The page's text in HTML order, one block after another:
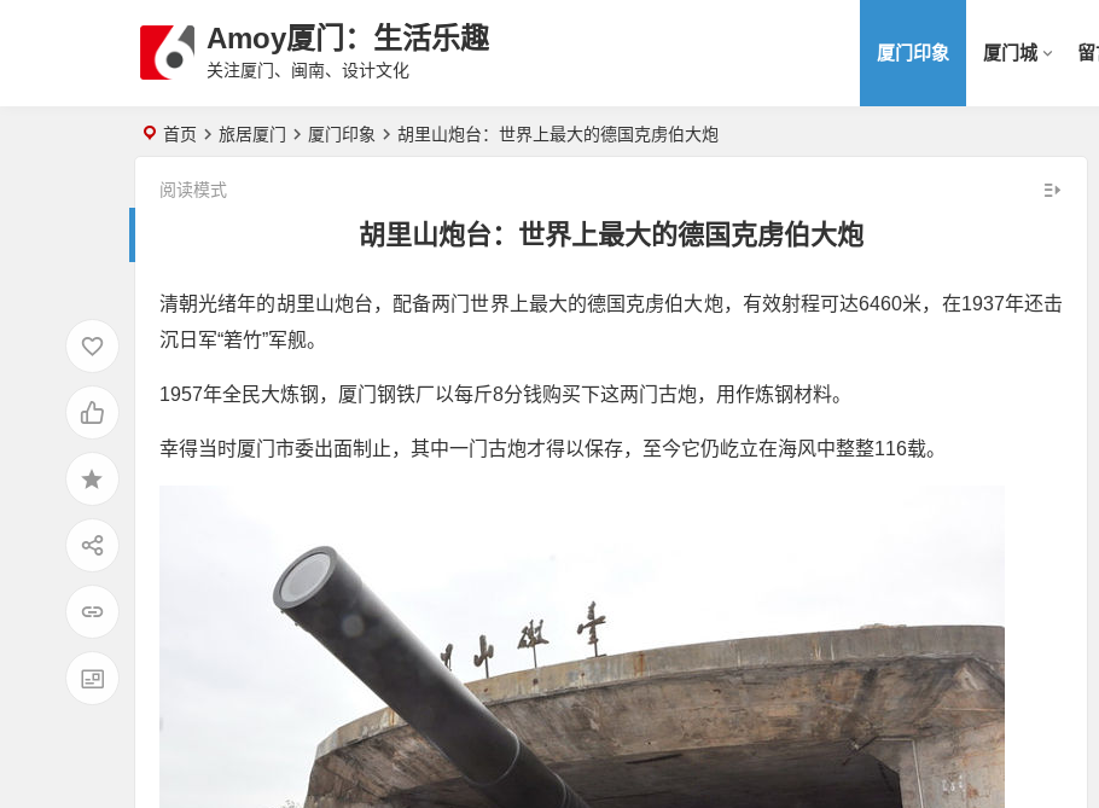
Amoy厦门：生活乐趣
关注厦门、闽南、设计文化
厦门印象 厦门城
首页 旅居厦门 厦门印象 胡里山炮台：世界上最大的德国克虏伯大炮
胡里山炮台：世界上最大的德国克虏伯大炮
阅读模式
清朝光绪年的胡里山炮台，配备两门世界上最大的德国克虏伯大炮，有效射程可达6460米，在1937年还击
沉日军“箬竹”军舰。
1957年全民大炼钢，厦门钢铁厂以每斤8分钱购买下这两门古炮，用作炼钢材料。
幸得当时厦门市委出面制止，其中一门古炮才得以保存，至今它仍屹立在海风中整整116载。